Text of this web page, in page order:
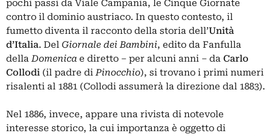
pochi passi da Viale Campania, le Cinque Giornate
contro il dominio austriaco. In questo contesto, il
fumetto diventa il racconto della storia dell’Unità
d’Italia. Del Giornale dei Bambini, edito da Fanfulla
dellaDomenica e diretto – per alcuni anni – da Carlo
Collodi (il padre diPinocchio), si trovano i primi numeri
risalenti al 1881 (Collodi assumerà la direzione dal 1883).
Nel 1886, invece, appare una rivista di notevole
interesse storico, la cui importanza è oggetto di